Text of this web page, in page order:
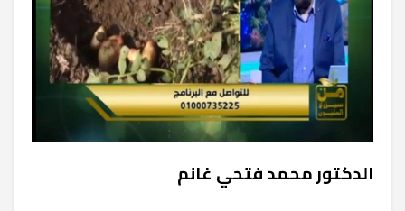
الدكتور محمد فتحي غانم